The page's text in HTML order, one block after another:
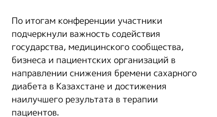
По итогам конференции участники
подчеркнули важность содействия
государства, медицинского сообщества,
бизнеса и пациентских организаций в
направлении снижения бремени сахарного
диабета в Казахстане и достижения
наилучшего результата в терапии
пациентов.